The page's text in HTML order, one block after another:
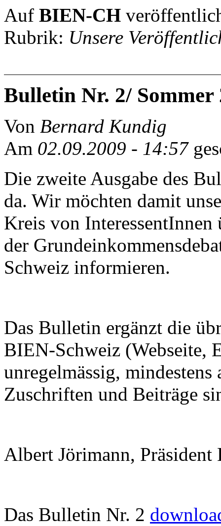
Auf BIEN-CH
Rubrik: Unsere
Bulletin Nr. 2/ Sommer
Von Bernard Kundig
Am 02.09.2009 - 14:57
Die zweite Ausgabe des
da. Wir möchten damit
Kreis von
der
Schweiz informieren.
Das Bulletin ergänzt die
BIEN-Schweiz (Webseite,
unregelmässig,
Zuschriften und Beiträge
Albert Jörimann,
Das Bulletin Nr. 2